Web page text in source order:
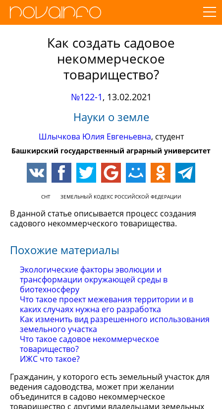
Как создать садовое
некоммерческое
товарищество?
№122-1, 13.02.2021
Науки о земле
Шлычкова Юлия Евгеньевна, студент
Башкирский государственный аграрный университет
СНТ ЗЕМЕЛЬНЫЙ КОДЕКС РОССИЙСКОЙ ФЕДЕРАЦИИ
В данной статье описывается процесс создания
садового некоммерческого товарищества.
Похожие материалы
Экологические факторы эволюции и
трансформации окружающей среды в
биотехносферу
Что такое проект межевания территории и в
каких случаях нужна его разработка
Как изменить вид разрешенного использования
земельного участка
Что такое садовое некоммерческое
товарищество?
ИЖС что такое?
Гражданин, у которого есть земельный участок для
ведения садоводства, может при желании
объединится в садово некоммерческое
товарищество с другими владельцами земельных